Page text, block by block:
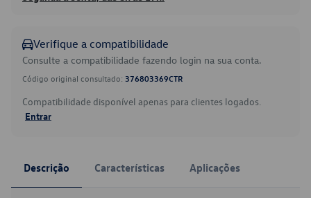
Verifique a compatibilidade
Consulte a compatibilidade fazendo login na sua conta.
Código original consultado: 376803369CTR
Compatibilidade disponível apenas para clientes logados.
Entrar
Descrição Características Aplicações